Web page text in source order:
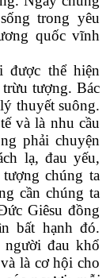
trong yêu
quốc vĩnh
được thể hiện
tượng. Bác
thuyết suông.
và là nhu cầu
phải chuyện
lạ, đau yếu,
chúng ta
cần chúng ta
Giêsu đồng
bất hạnh đó.
người đau khổ
là cơ hội cho